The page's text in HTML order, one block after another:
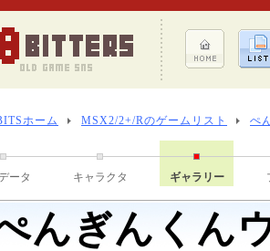
ホーム MSX2/2+/Rのゲームリスト ぺ
ータ キャラクタ ギャラリー
んぎんくん